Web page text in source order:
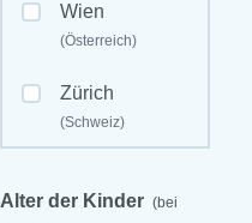
Wien
(Österreich)
Zürich
(Schweiz)
Alter der Kinder (bei